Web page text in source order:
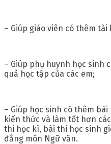
– Giúp giáo viên có thêm
– Giúp phụ huynh học sinh
quả học tập của các em;
– Giúp học sinh có thêm
kiến thức và làm tốt hơn
thi học kì, bài thi học sinh
đẳng môn Ngữ văn.